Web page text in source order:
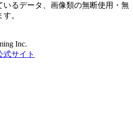
るデータ、画像類の無断使用・無
。
Inc.
サイト